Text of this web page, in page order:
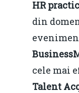
HR
din
cele mai
Talent